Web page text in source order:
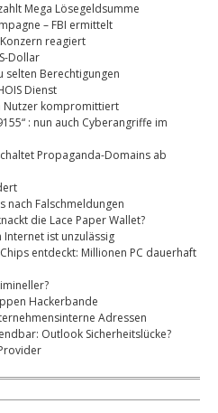
Mega Lösegeldsumme
– FBI ermittelt
reagiert
Dollar
selten Berechtigungen
Dienst
Nutzer kompromittiert
: nun auch Cyberangriffe im
Propaganda-Domains ab
nach Falschmeldungen
die Lace Paper Wallet?
ist unzulässig
entdeckt: Millionen PC dauerhaft
Hackerbande
Adressen
Outlook Sicherheitslücke?